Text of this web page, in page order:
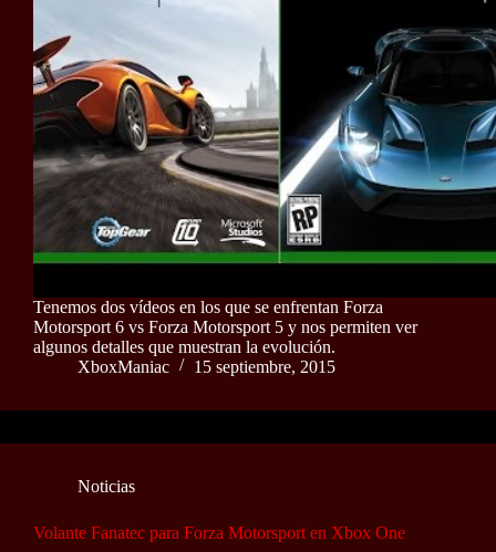
Tenemos dos vídeos en los que se enfrentan Forza
Motorsport 6 vs Forza Motorsport 5 y nos permiten ver
algunos detalles que muestran la evolución.
XboxManiac
15 septiembre, 2015
Noticias
Volante Fanatec para Forza Motorsport en Xbox One